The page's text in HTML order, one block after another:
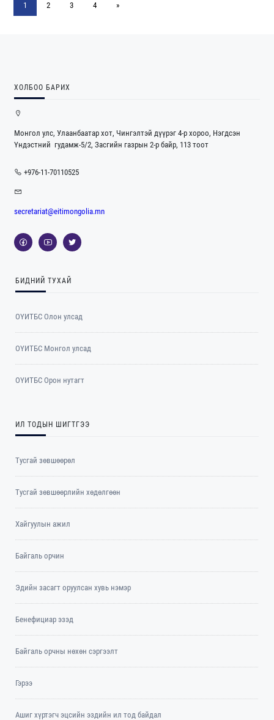
1 2 3 4 »
ХОЛБОО БАРИХ
Монгол улс, Улаанбаатар хот, Чингэлтэй дүүрэг 4-р хороо, Нэгдсэн
Үндэстний гудамж-5/2, Засгийн газрын 2-р байр, 113 тоот
+976-11-70110525
secretariat@eitimongolia.mn
БИДНИЙ ТУХАЙ
ОҮИТБС Олон улсад
ОYИТБС Монгол улсад
ОYИТБС Орон нутагт
ИЛ ТОДЫН ШИГТГЭЭ
Тусгай зөвшөөрөл
Тусгай зөвшөөрлийн хөдөлгөөн
Хайгуулын ажил
Байгаль орчин
Эдийн засагт оруулсан хувь нэмэр
Бенефициар эзэд
Байгаль орчны нөхөн сэргээлт
Гэрээ
Ашиг хүртэгч эцсийн эздийн ил тод байдал